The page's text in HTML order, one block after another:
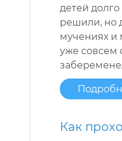
детей
решили, но
мучениях и
уже совсем
Как